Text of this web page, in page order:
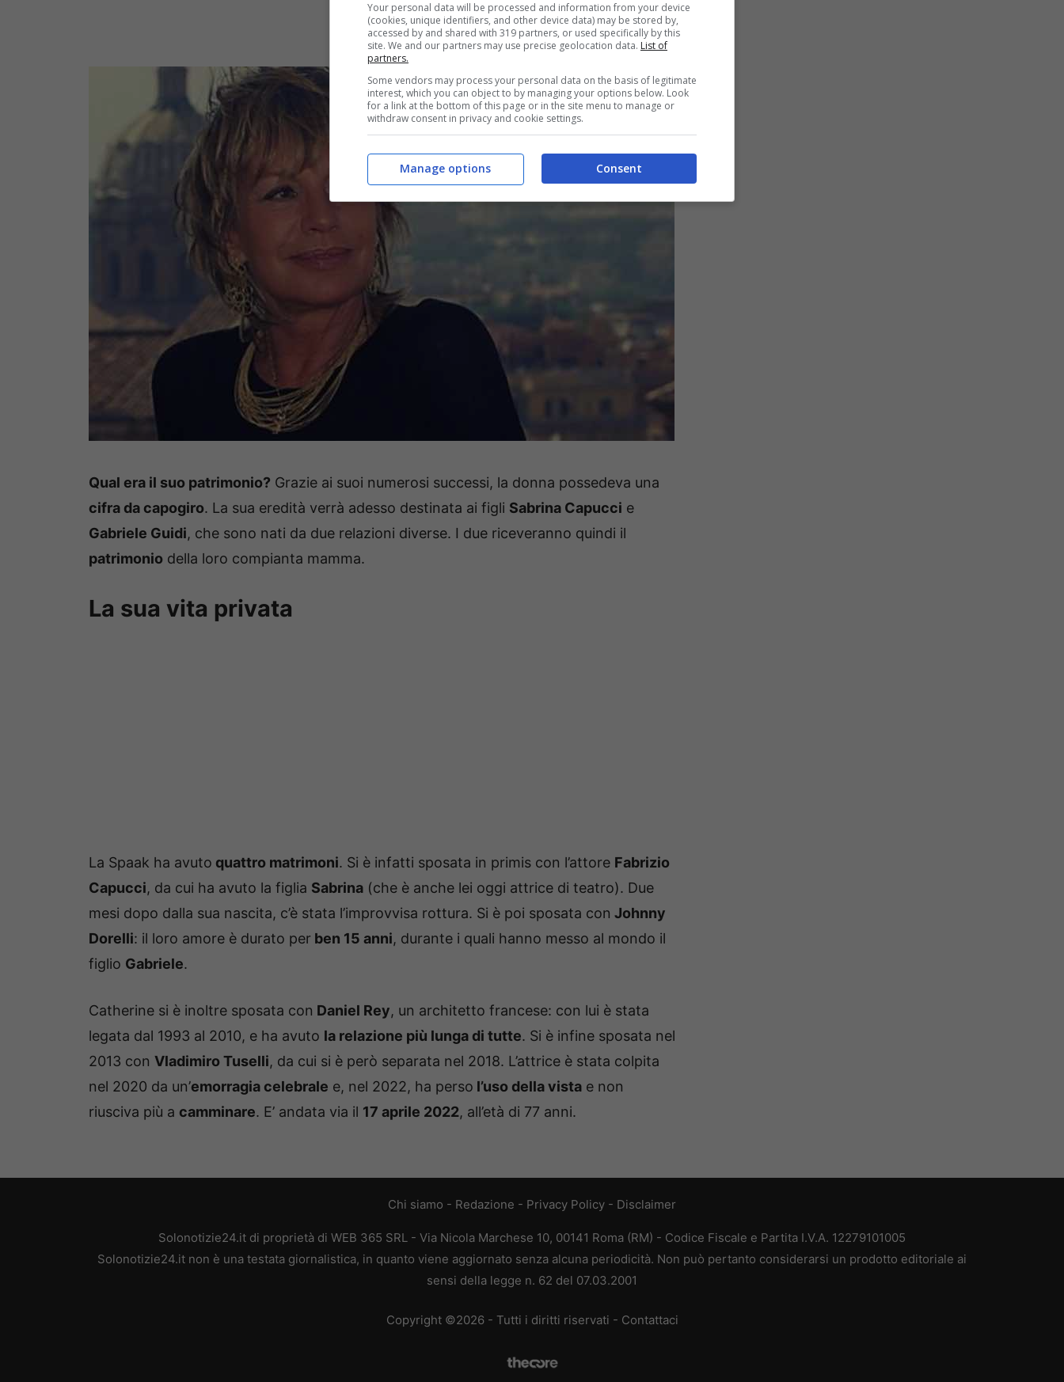
Qual era il suo patrimonio? Grazie ai suoi numerosi successi, la donna possedeva una
cifra da capogiro. La sua eredità verrà adesso destinata ai figli Sabrina Capucci e
Gabriele Guidi, che sono nati da due relazioni diverse. I due riceveranno quindi il
patrimonio della loro compianta mamma.
La sua vita privata
La Spaak ha avuto quattro matrimoni. Si è infatti sposata in primis con l’attore Fabrizio
Capucci, da cui ha avuto la figlia Sabrina (che è anche lei oggi attrice di teatro). Due
mesi dopo dalla sua nascita, c’è stata l’improvvisa rottura. Si è poi sposata con Johnny
Dorelli: il loro amore è durato per ben 15 anni, durante i quali hanno messo al mondo il
figlio Gabriele.
Catherine si è inoltre sposata con Daniel Rey, un architetto francese: con lui è stata
legata dal 1993 al 2010, e ha avuto la relazione più lunga di tutte. Si è infine sposata nel
2013 con Vladimiro Tuselli, da cui si è però separata nel 2018. L’attrice è stata colpita
nel 2020 da un’emorragia celebrale e, nel 2022, ha perso l’uso della vista e non
riusciva più a camminare. E’ andata via il 17 aprile 2022, all’età di 77 anni.
Chi siamo - Redazione - Privacy Policy - Disclaimer
Solonotizie24.it di proprietà di WEB 365 SRL - Via Nicola Marchese 10, 00141 Roma (RM) - Codice Fiscale e Partita I.V.A. 12279101005
Solonotizie24.it non è una testata giornalistica, in quanto viene aggiornato senza alcuna periodicità. Non può pertanto considerarsi un prodotto editoriale ai
sensi della legge n. 62 del 07.03.2001
Copyright ©2026 - Tutti i diritti riservati - Contattaci
Your personal data will be processed and information from your device
(cookies, unique identifiers, and other device data) may be stored by,
accessed by and shared with 319 partners, or used specifically by this
site. We and our partners may use precise geolocation data. List of
partners.
Some vendors may process your personal data on the basis of legitimate
interest, which you can object to by managing your options below. Look
for a link at the bottom of this page or in the site menu to manage or
withdraw consent in privacy and cookie settings.
Consent
Manage options